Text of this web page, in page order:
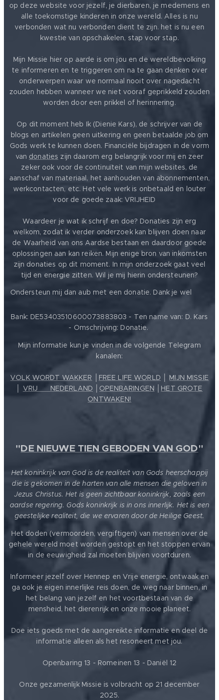
op deze website voor jezelf, je dierbaren, je medemens en
alle toekomstige kinderen in onze wereld. Alles is nu
verbonden wat nu verbonden dient te zijn. het is nu een
kwestie van opschakelen, stap voor stap.
Mijn Missie hier op aarde is om jou en de wereldbevolking
te informeren en te triggeren om na te gaan denken over
onderwerpen waar we normaal nooit over nagedacht
zouden hebben wanneer we niet vooraf geprikkeld zouden
worden door een prikkel of herinnering.
Op dit moment heb Ik (Dienie Kars), de schrijver van de
blogs en artikelen geen uitkering en geen betaalde job om
Gods werk te kunnen doen. Financiële bijdragen in de vorm
van donaties zijn daarom erg belangrijk voor mij en zeer
zeker ook voor de continuïteit van mijn websites, de
aanschaf van materiaal, het aanhouden van abonnementen,
werkcontacten, etc. Het vele werk is onbetaald en louter
voor de goede zaak: VRIJHEID ❤️
Waardeer je wat ik schrijf en doe? Donaties zijn erg
welkom, zodat ik verder onderzoek kan blijven doen naar
de Waarheid van ons Aardse bestaan en daardoor goede
oplossingen aan kan reiken. Mijn enige bron van inkomsten
zijn donaties op dit moment. In mijn onderzoek gaat veel
tijd en energie zitten. Wil je mij hierin ondersteunen?
Ondersteun mij dan aub met een donatie. Dank je wel
Bank: DE53403510600073883803 - Ten name van: D. Kars
- Omschrijving: Donatie.
Mijn informatie kun je vinden in de volgende Telegram
kanalen:
VOLK WORDT WAKKER FREE LIFE WORLD
MIJN MISSIE
VRIJ ❤️ NEDERLAND OPENBARINGEN
HET GROTE
ONTWAKEN!
"DE NIEUWE TIEN GEBODEN VAN GOD"
Het koninkrijk van God is de realiteit van Gods heerschappij
die is gekomen in de harten van alle mensen die geloven in
Jezus Christus. Het is geen zichtbaar koninkrijk, zoals een
aardse regering. Gods koninkrijk is in ons innerlijk. Het is een
geestelijke realiteit, die we ervaren door de Heilige Geest.
Het doden (vermoorden, vergiftigen) van mensen over de
gehele wereld moet worden gestopt en het stoppen ervan
in de eeuwigheid zal moeten blijven voortduren.
Informeer jezelf over Hennep en Vrije energie, ontwaak en
ga ook je eigen innerlijke reis doen, de weg naar binnen, in
het belang van jezelf en het voortbestaan van de
mensheid, het dierenrijk en onze mooie planeet.
Doe iets goeds met de aangereikte informatie en deel de
informatie alleen als het resoneert met jou.
Openbaring 13 - Romeinen 13 - Daniël 12
Onze gezamenlijk Missie is volbracht op 21 december
2025.